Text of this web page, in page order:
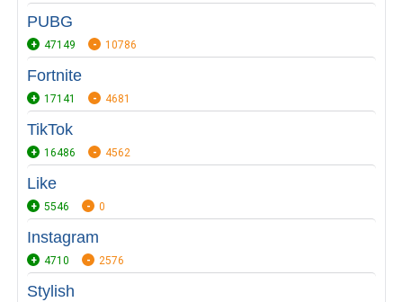
PUBG
47149 10786
Fortnite
17141 4681
TikTok
16486 4562
Like
5546 0
Instagram
4710 2576
Stylish